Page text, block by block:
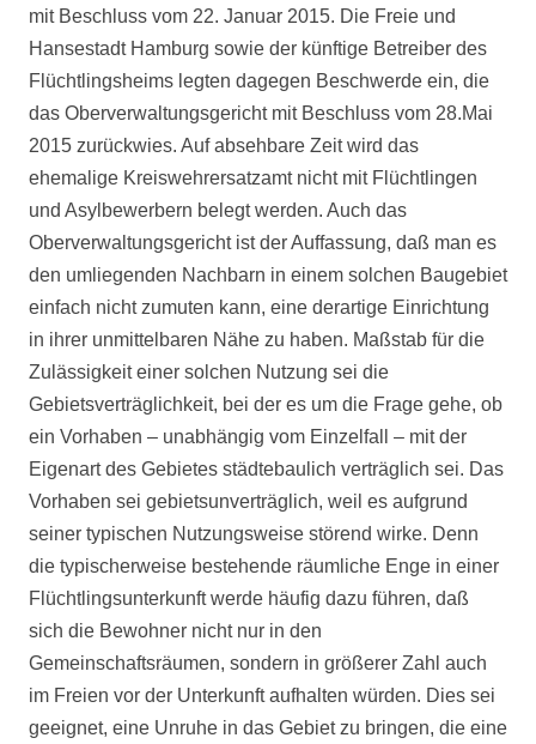
mit Beschluss vom 22. Januar 2015. Die Freie und
Hansestadt Hamburg sowie der künftige Betreiber des
Flüchtlingsheims legten dagegen Beschwerde ein, die
das Oberverwaltungsgericht mit Beschluss vom 28.Mai
2015 zurückwies. Auf absehbare Zeit wird das
ehemalige Kreiswehrersatzamt nicht mit Flüchtlingen
und Asylbewerbern belegt werden. Auch das
Oberverwaltungsgericht ist der Auffassung, daß man es
den umliegenden Nachbarn in einem solchen Baugebiet
einfach nicht zumuten kann, eine derartige Einrichtung
in ihrer unmittelbaren Nähe zu haben. Maßstab für die
Zulässigkeit einer solchen Nutzung sei die
Gebietsverträglichkeit, bei der es um die Frage gehe, ob
ein Vorhaben – unabhängig vom Einzelfall – mit der
Eigenart des Gebietes städtebaulich verträglich sei. Das
Vorhaben sei gebietsunverträglich, weil es aufgrund
seiner typischen Nutzungsweise störend wirke. Denn
die typischerweise bestehende räumliche Enge in einer
Flüchtlingsunterkunft werde häufig dazu führen, daß
sich die Bewohner nicht nur in den
Gemeinschaftsräumen, sondern in größerer Zahl auch
im Freien vor der Unterkunft aufhalten würden. Dies sei
geeignet, eine Unruhe in das Gebiet zu bringen, die eine